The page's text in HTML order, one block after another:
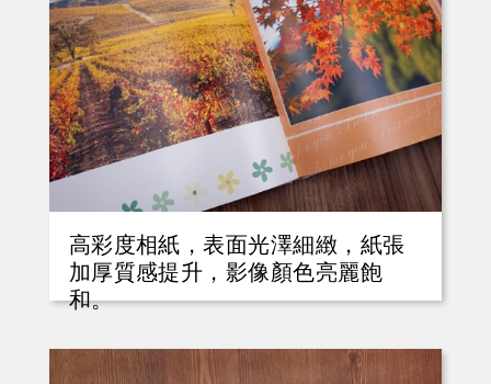
高彩度相紙，表面光澤細緻，紙張
加厚質感提升，影像顏色亮麗飽
和。